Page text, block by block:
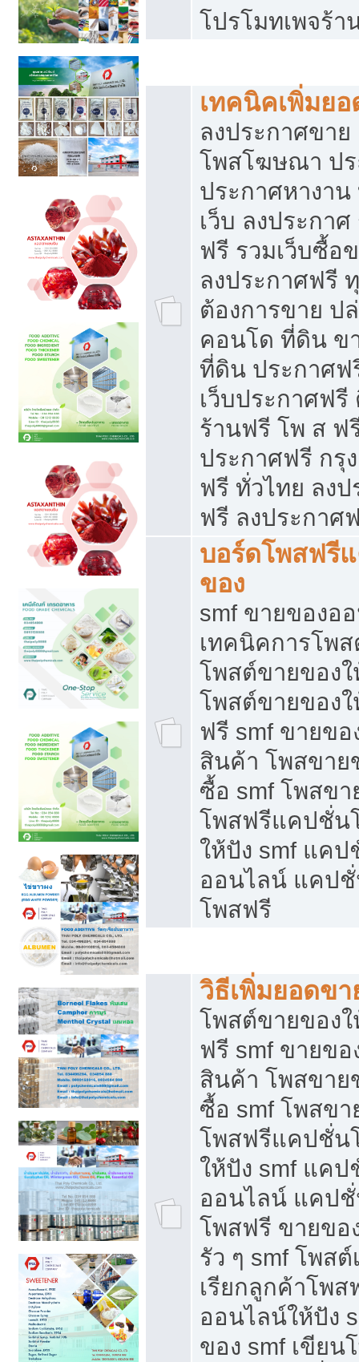
โปรโมทเพจร้า
เทคนิคเพิ่มย
ลงประกาศขา
โพสโฆษณา ป
ประกาศหางา
เว็บ ลงประกา
ฟรี รวมเว็บซื้อ
ลงประกาศฟรี
ต้องการขาย ป
คอนโด ที่ดิน ข
ที่ดิน ประกาศฟ
เว็บประกาศฟ
ร้านฟรี โพ ส ฟ
ประกาศฟรี กรุ
ฟรี ทั่วไทย ลง
ฟรี ลงประกาศ
บอร์ดโพสฟรี
ของ
smf ขายของอ
เทคนิคการโพ
โพสต์ขายของ
โพสต์ขายของ
ฟรี smf ขายข
สินค้า โพสขาย
ซื้อ smf โพสข
โพสฟรีแคปชั่น
ให้ปัง smf แค
ออนไลน์ แคป
โพสฟรี
วิธีเพิ่มยอดข
โพสต์ขายของ
ฟรี smf ขายข
สินค้า โพสขาย
ซื้อ smf โพสข
โพสฟรีแคปชั่น
ให้ปัง smf แค
ออนไลน์ แคป
โพสฟรี ขายขอ
รัว ๆ smf โพส
เรียกลูกค้าโพส
ออนไลน์ให้ปัง
ของ smf เขียน